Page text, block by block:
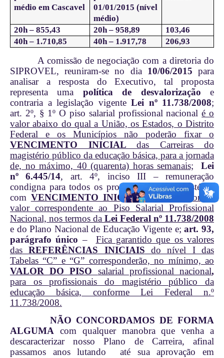
médio em Cascavel
01/01/2015 (nível
médio)
20h – 855,43 20h – 958,89
103,46
40h – 1.710,85
40h – 1.917,78 206,93
A comissão de negociação com a diretoria do
SIPROVEL, reuniram-se no dia 10/06/2015 para
analisar a resposta do Executivo, tal proposta
representa uma política de desvalorização e
contraria a legislação vigente Lei nº 11.738/2008;
art. 2º, § 1º O piso salarial profissional nacionalé o
valor abaixo do qual a União, os Estados, o Distrito
Federal e os Municípios não poderão fixar o
VENCIMENTO INICIAL das Carreiras do
magistério público da educação básica, para a jornada
de, no máximo, 40 (quarenta) horas semanais;
Lei
nº 6.445/14, art. 4º, inciso III– remuneração
condigna para todos os profissionais do magistério,
com VENCIMENTO INICIALnunca inferior ao
valor correspondente ao Piso Salarial Profissional
Nacional, nos termos da Lei Federal nº 11.738/2008
e do Plano Nacional de Educação Vigente e;art. 93,
parágrafo único – Fica garantido que os valores
dasREFERÊNCIAS INICIAIS do nível I das
Tabelas “C” e “G” corresponderão, no mínimo, ao
VALOR DO PISO salarial profissional nacional,
para os profissionais do magistério público da
educação básica, conforme Lei Federal n.º
11.738/2008.
NÃO CONCORDAMOS DE FORMA
ALGUMA com qualquer manobra que venha a
descaracterizar nosso Plano de Carreira, afinal
passamos anos lutando até sua aprovação em